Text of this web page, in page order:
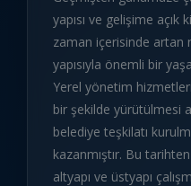
yapısı ve gelişime
zaman içerisinde artan
yapısıyla önemli bir
Yerel yönetim
bir şekilde yürütülmesi
belediye teşkilatı
kazanmıştır. Bu
altyapı ve üstyapı